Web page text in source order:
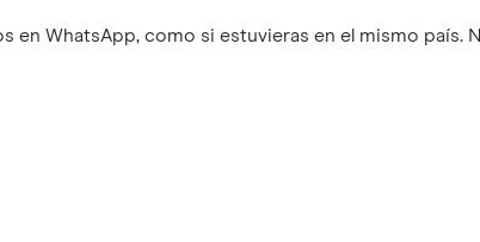
en WhatsApp, como si estuvieras en el mismo